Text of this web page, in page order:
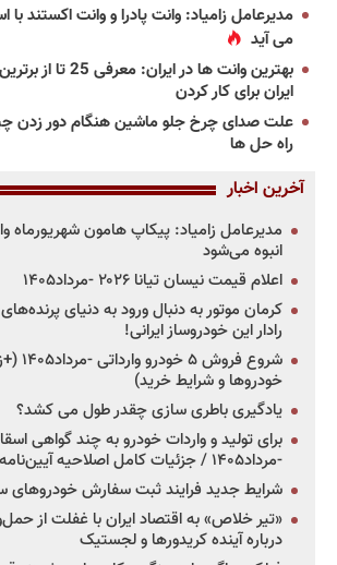
مدیرعامل زامیاد: وانت پادرا و وانت اکستند با
می آید
بهترین وانت ها در
ایران برای کار کردن
علت صدای چرخ جلو ماشین هنگام دور زدن
راه حل ها
آخرین اخبار
مدیرعامل زامیاد: پیکاپ هامون شهریورماه
انبوه می‌شود
اعلام قیمت نیسان تیانا ۲۰۲۶ -مرداد۱۴۰۵
رادار این خودروساز ایرانی!
شروع
خودروها و شرایط خرید)
یادگیری باطری سازی چقدر طول می کشد؟
برای تولید و واردات خودرو به چند گواهی
-مرداد۱۴۰۵ / جزئیات کامل اصلاحیه آیین‌نامه اجرایی ماده ۱۰
شرایط جدید فرایند ثبت سفارش خودروهای
«تیر خلاص» به اقتصاد ایران با غفلت از
درباره آینده کریدورها و لجستیک